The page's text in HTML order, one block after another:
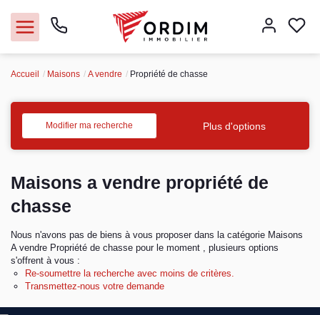
Acheter
Vendre
Immobilier pro
Faire gérer
Accueil Maisons A vendre Propriété de chasse
Modifier ma recherche Plus d'options
Maisons a vendre propriété de
chasse
Nous n'avons pas de biens à vous proposer dans la catégorie Maisons
A vendre Propriété de chasse pour le moment , plusieurs options
s'offrent à vous :
Re-soumettre la recherche avec moins de critères.
Transmettez-nous votre demande